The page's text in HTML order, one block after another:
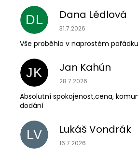
DL Dana Lédlová
Hodnocení obchodu je
31.7.2026
Vše proběhlo v naprostém
JK Jan Kahún
Hodnocení obchodu je
28.7.2026
Absolutní spokojenost,cena,
dodání
LV Lukáš Vondrák
Hodnocení obchodu je
16.7.2026